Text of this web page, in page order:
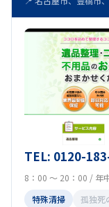
TEL: 0120-
8：00 ～ 20：00 / 年
特殊清掃
孤独死